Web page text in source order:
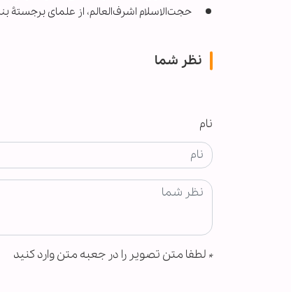
حجت‌الاسلام اشرف‌العالم، از علمای برجستۀ
نظر شما
نام
* لطفا متن تصویر را در جعبه متن وارد کنید